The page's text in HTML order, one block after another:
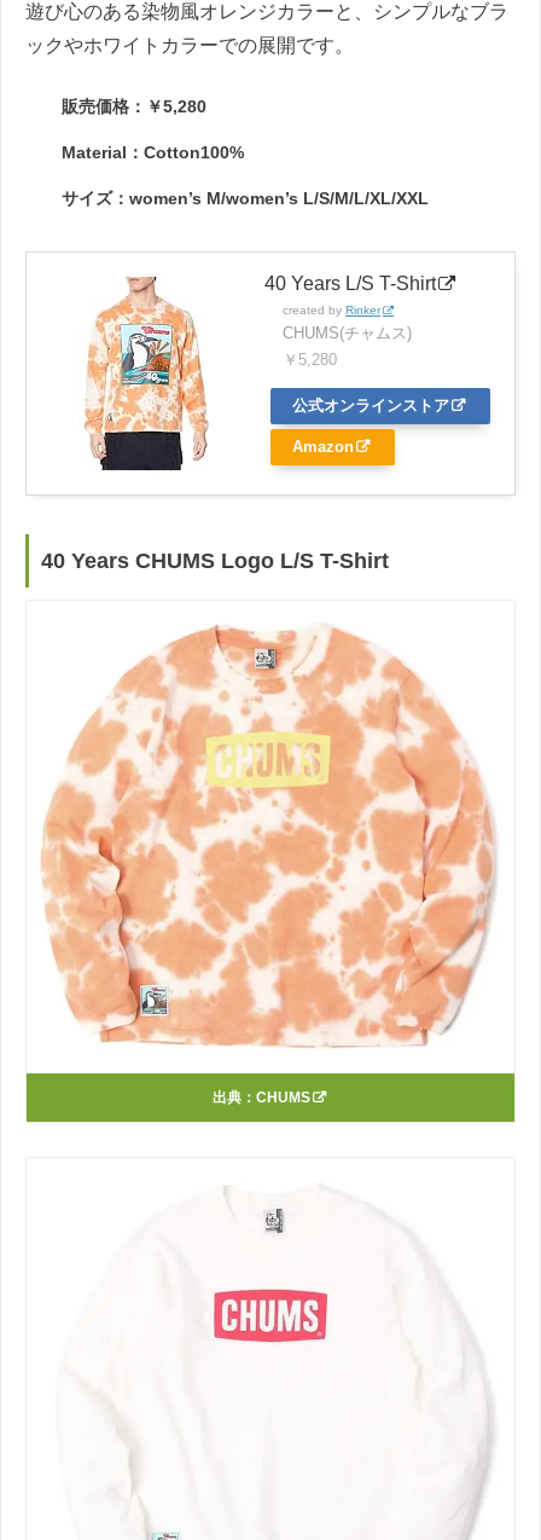
遊び心のある染物風オレンジカラーと、シンプルなブラ
ックやホワイトカラーでの展開です。
販売価格：￥5,280
Material：Cotton100%
サイズ：women’s M/women’s L/S/M/L/XL/XXL
40 Years L/S T-Shirt
created by Rinker
CHUMS(チャムス)
￥5,280
公式オンラインストア
Amazon
40 Years CHUMS Logo L/S T-Shirt
出典： CHUMS